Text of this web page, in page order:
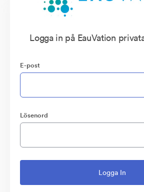
Logga in på EauVation
E-post
Lösenord